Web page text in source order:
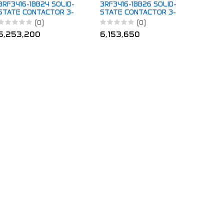
1BB24 SOLID-
CONTACTOR 3-
3RF3
(0)
3RF3416-1BB26 SOLID-
STATE CONTACTOR 3-
PH 3RF3
(0)
6,153,650